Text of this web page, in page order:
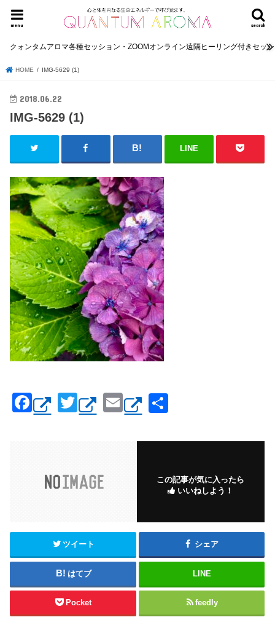
search
menu
クォンタムアロマ各種セッション・ZOOMオンライン遠隔ヒーリング付きセッ
HOME IMG-5629 (1)
2018.06.22
IMG-5629 (1)
LINE
F
a
T
wi
E
m
ail
この記事が気に入ったら
いいねしよう！
ツイート シェア
はてブ LINE
Pocket feedly